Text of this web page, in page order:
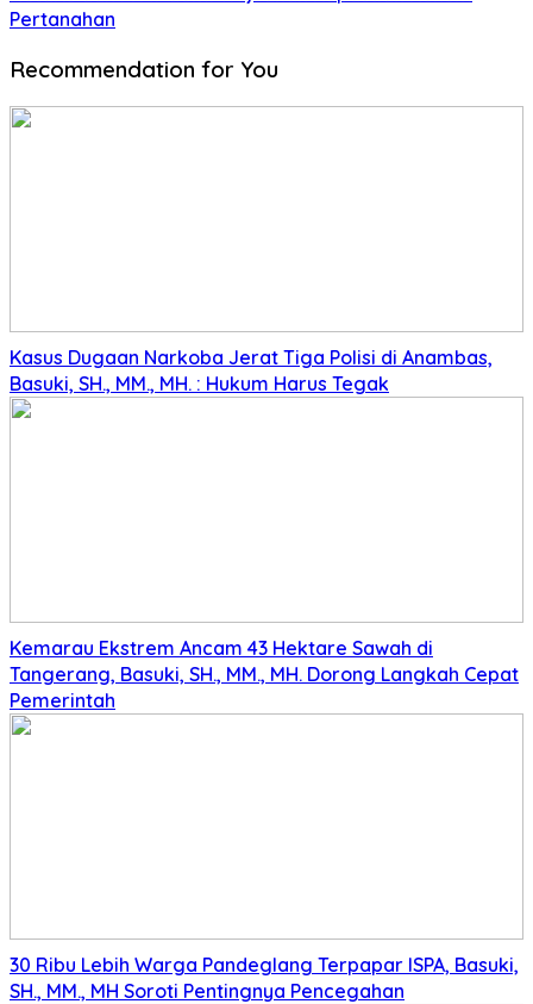
Pertanahan
Recommendation for You
Kasus Dugaan Narkoba Jerat Tiga Polisi di Anambas,
Basuki, SH., MM., MH. : Hukum Harus Tegak
Kemarau Ekstrem Ancam 43 Hektare Sawah di
Tangerang, Basuki, SH., MM., MH. Dorong Langkah Cepat
Pemerintah
30 Ribu Lebih Warga Pandeglang Terpapar ISPA, Basuki,
SH., MM., MH Soroti Pentingnya Pencegahan